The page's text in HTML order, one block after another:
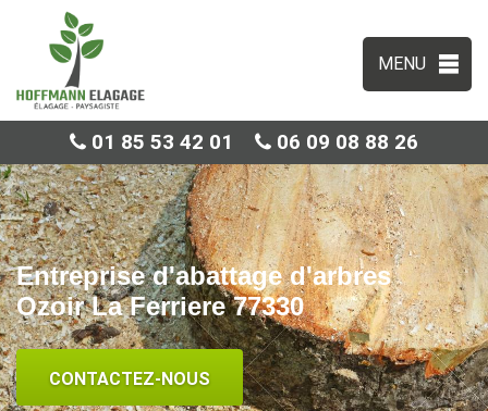
MENU
01 85 53 42 01 06 09 08 88 26
Entreprise d'abattage d'arbres
Ozoir La Ferriere 77330
CONTACTEZ-NOUS